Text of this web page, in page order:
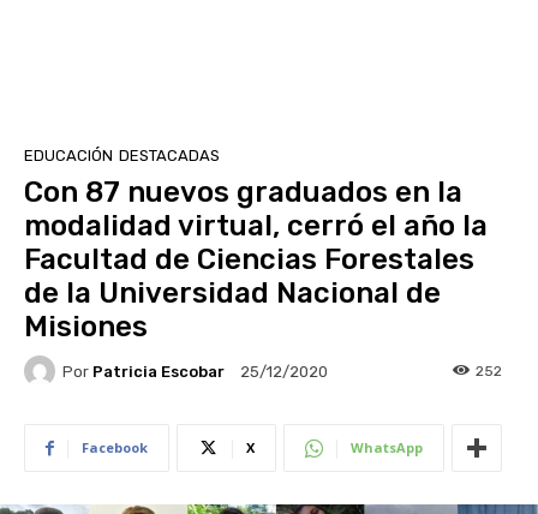
EDUCACIÓN DESTACADAS
Con 87 nuevos graduados en la
modalidad virtual, cerró el año la
Facultad de Ciencias Forestales
de la Universidad Nacional de
Misiones
Por Patricia Escobar 25/12/2020 252
Facebook X WhatsApp